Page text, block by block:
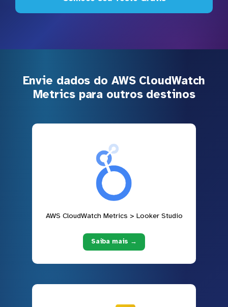
Envie dados do AWS CloudWatch
Metrics para outros destinos
AWS CloudWatch Metrics > Looker Studio
Saiba mais →